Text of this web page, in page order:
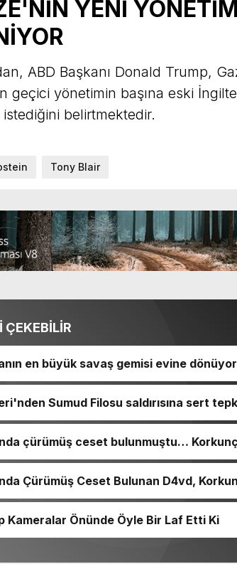
YENİ
ABD Başkanı Donald Trump,
geçici yönetimin başına eski
belirtmektedir.
Tony Blair
ÇEKEBİLİR
en büyük savaş gemisi evine dönüyor
Sumud Filosu saldırısına sert
çürümüş ceset bulunmuştu…
Çürümüş Ceset Bulunan D4vd,
Kameralar Önünde Öyle Bir Laf Etti Ki